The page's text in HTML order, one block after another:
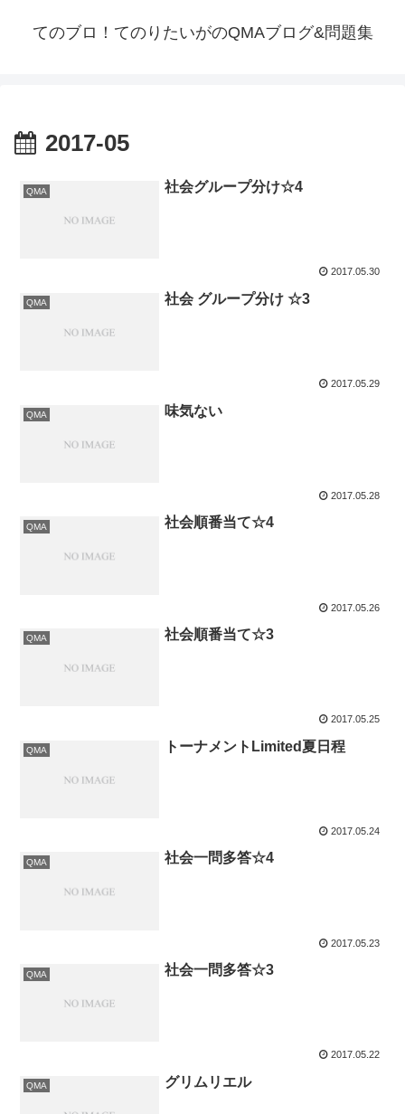
てのブロ！てのりたいがのQMAブログ&問題集
2017-05
QMA 社会グループ分け☆4
2017.05.30
QMA 社会 グループ分け ☆3
2017.05.29
QMA 味気ない
2017.05.28
QMA 社会順番当て☆4
2017.05.26
QMA 社会順番当て☆3
2017.05.25
QMA トーナメントLimited夏日程
2017.05.24
QMA 社会一問多答☆4
2017.05.23
QMA 社会一問多答☆3
2017.05.22
QMA グリムリエル